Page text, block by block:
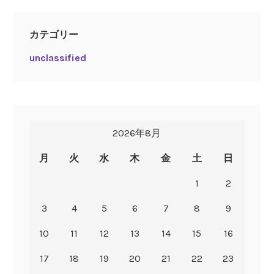
カテゴリー
unclassified
2026年8月
月 火 水 木 金 土 日
1 2
3 4 5 6 7 8 9
10 11 12 13 14 15 16
17 18 19 20 21 22 23